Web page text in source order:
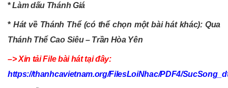
*Làm dấu Thánh Giá
* Hát về Thánh Thể (có thể chọn một bài hát khác): Qua
Thánh Thể Cao Siêu – Trần Hòa Yên
–> Xin tải File bài hát tại đây:
https://thanhcavietnam.org/FilesLoiNhac/PDF4/